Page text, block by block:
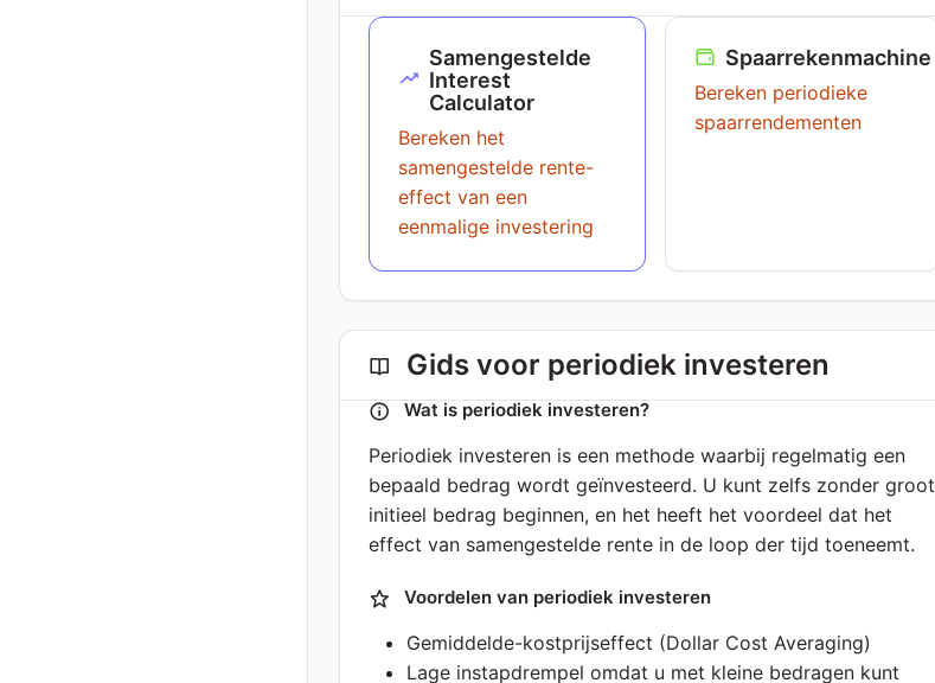
Samengestelde
Interest
Calculator
Bereken het
samengestelde rente-
effect van een
eenmalige investering
Spaarrekenmachine
Bereken periodieke
spaarrendementen
Gids voor periodiek investeren
Wat is periodiek investeren?
Periodiek investeren is een methode waarbij regelmatig een
bepaald bedrag wordt geïnvesteerd. U kunt zelfs zonder groot
initieel bedrag beginnen, en het heeft het voordeel dat het
effect van samengestelde rente in de loop der tijd toeneemt.
Voordelen van periodiek investeren
Gemiddelde-kostprijseffect (Dollar Cost Averaging)
Lage instapdrempel omdat u met kleine bedragen kunt